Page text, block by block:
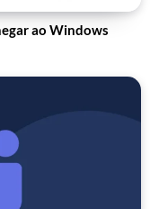
ao Windows